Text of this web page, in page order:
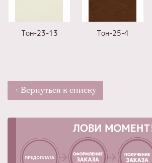
Тон-23-13 Тон-25-4
< Вернуться к списку